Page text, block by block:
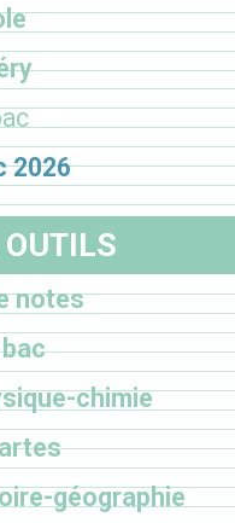
2026
notes
chimie
géographie